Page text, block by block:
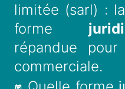
limitée (sarl) :
forme
répandue pour
commerciale.